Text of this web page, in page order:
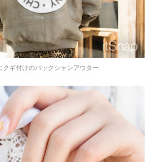
クギ付けのバックシャンアウター